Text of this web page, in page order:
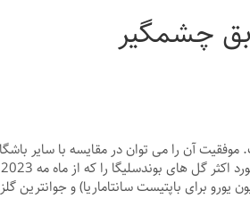
آن را می توان در مقایسه با سایر